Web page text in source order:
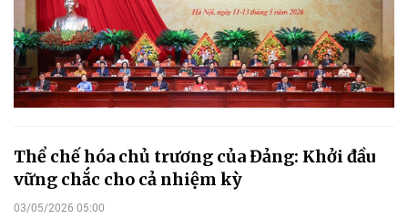
Thể chế hóa chủ trương của Đảng: Khởi đầu
vững chắc cho cả nhiệm kỳ
03/05/2026 05:00